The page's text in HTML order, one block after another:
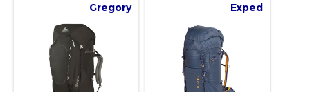
Gregory Exped